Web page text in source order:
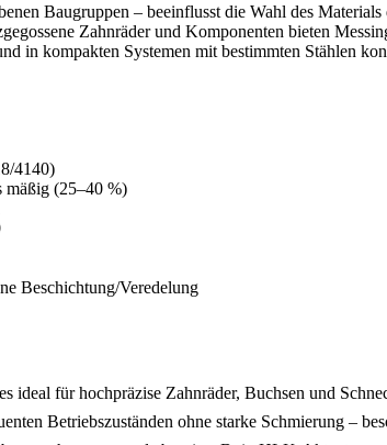
Baugruppen – beeinflusst die Wahl des
Zahnräder und Komponenten bieten
in kompakten Systemen mit bestimmten Stählen
4140)
mäßig (25–40 %)
Beschichtung/Veredelung
ideal für hochpräzise Zahnräder, Buchsen und
Betriebszuständen ohne starke Schmierung –